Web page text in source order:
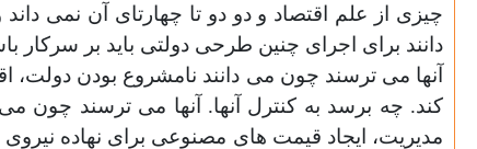
چيزی از علم اقتصاد و دو دو تا چهارتای آن نمی
دانند برای اجرای چنين طرحی دولتی بايد بر
آنها می ترسند چون می دانند نامشروع بودن دولت،
کند. چه برسد به کنترل آنها. آنها می ترسند چون می
مديريت، ايجاد قيمت های مصنوعی برای نهاده